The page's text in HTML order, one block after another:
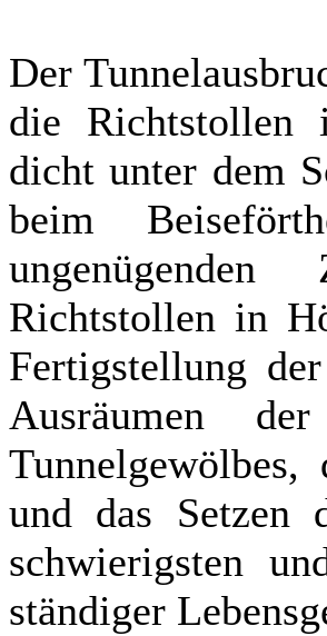
Der
die Richtstollen
dicht unter dem
beim
Richtstollen in
Fertigstellung
Ausräumen
Tunnelgewölbes,
und das Setzen
schwierigsten
ständiger